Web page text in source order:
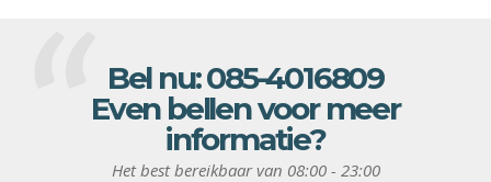
Bel nu:085-4016809
Even bellen voor meer
informatie?
Het best bereikbaar van 08:00 - 23:00